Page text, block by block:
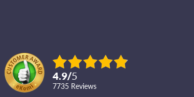
4.9/5
7735 reviews